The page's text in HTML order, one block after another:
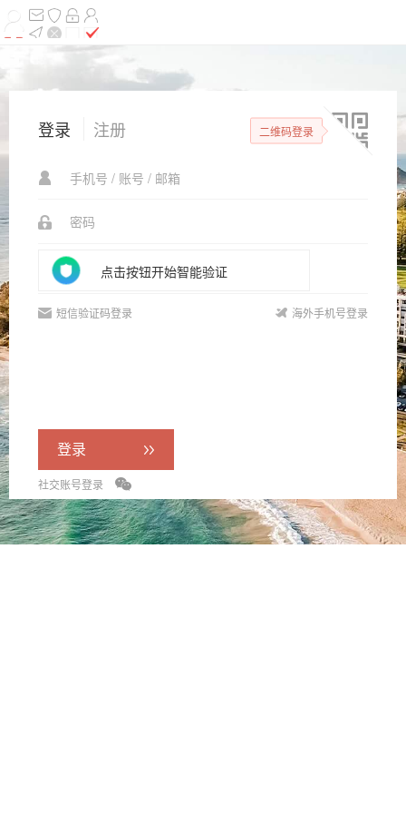
二维码登录
登录 注册
点击按钮开始智能验证
短信验证码登录 海外手机号登录
登录
社交账号登录